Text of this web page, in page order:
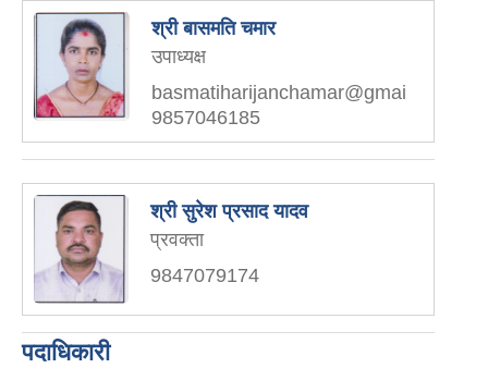
श्री बासमति चमार
उपाध्यक्ष
basmatiharijanchamar@gmai
9857046185
श्री सुरेश प्रसाद यादव
प्रवक्ता
9847079174
पदाधिकारी